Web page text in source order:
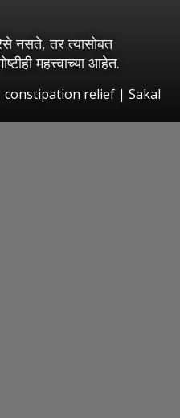
नसते, तर त्यासोबत
महत्त्वाच्या आहेत.
constipation relief | Sakal